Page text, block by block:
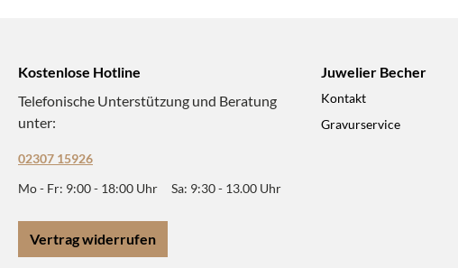
Kostenlose Hotline
Telefonische Unterstützung und Beratung
unter:
02307 15926
Mo - Fr: 9:00 - 18:00 Uhr Sa: 9:30 - 13.00 Uhr
Vertrag widerrufen
Juwelier Becher
Kontakt
Gravurservice